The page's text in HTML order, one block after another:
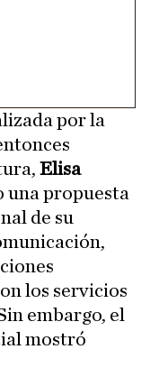
por la
Elisa
una propuesta
de su
los servicios
embargo, el
mostró